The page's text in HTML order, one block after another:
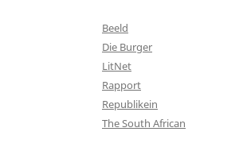
Beeld
Die Burger
LitNet
Rapport
Republikein
The South African